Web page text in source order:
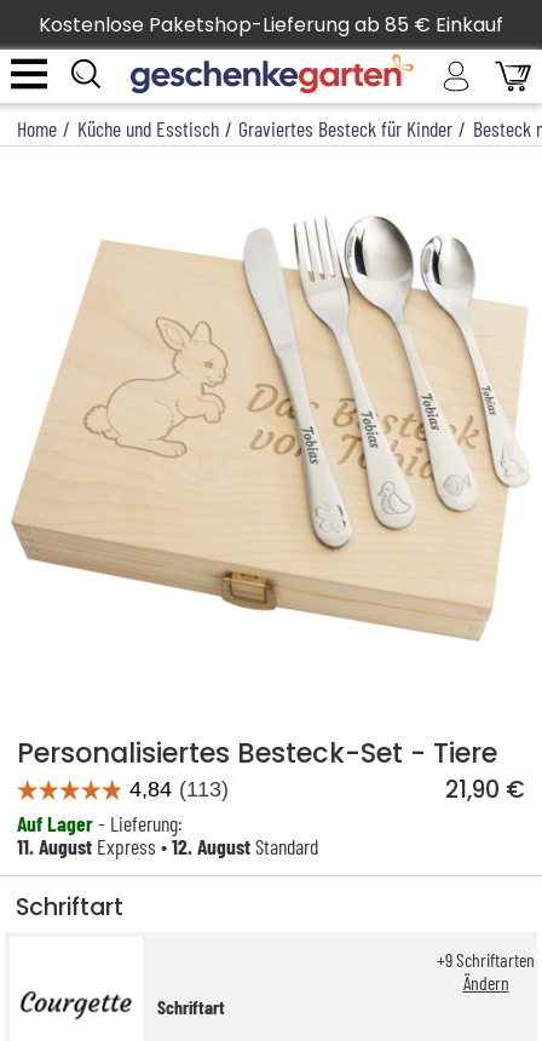
Kostenlose Paketshop-Lieferung ab 85 € Einkauf
Home / Küche und Esstisch / Graviertes Besteck für Kinder / Besteck
Personalisiertes Besteck-Set - Tiere
21,90 €
Auf Lager- Lieferung:
11. August Express •12. AugustStandard
Schriftart
Schriftart
+9Schriftarten
Ändern